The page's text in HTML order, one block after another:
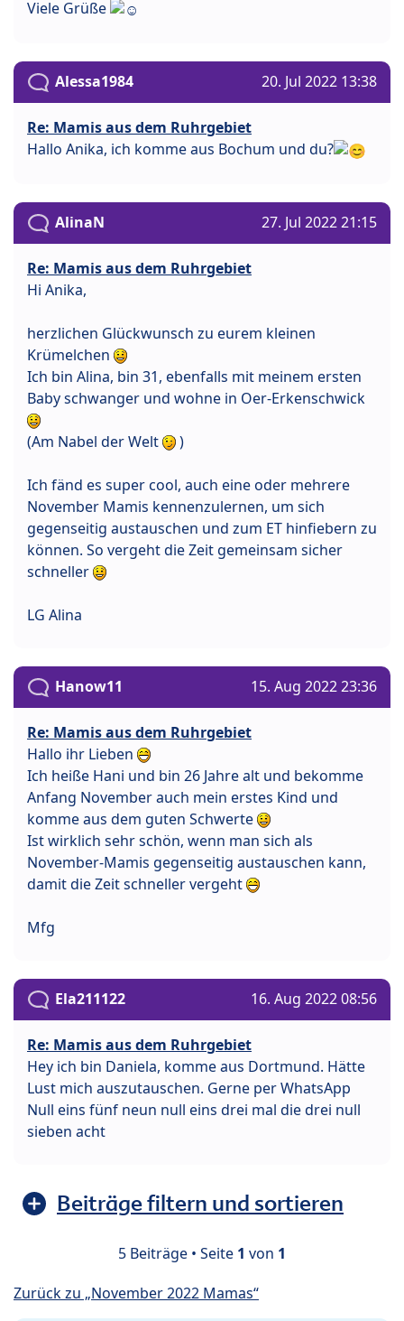
Viele Grüße
Alessa1984 20. Jul 2022 13:38
Re: Mamis aus dem Ruhrgebiet
Hallo Anika, ich komme aus Bochum und du?
AlinaN 27. Jul 2022 21:15
Re: Mamis aus dem Ruhrgebiet
Hi Anika,
herzlichen Glückwunsch zu eurem kleinen
Krümelchen
Ich bin Alina, bin 31, ebenfalls mit meinem ersten
Baby schwanger und wohne in Oer-Erkenschwick
(Am Nabel der Welt )
Ich fänd es super cool, auch eine oder mehrere
November Mamis kennenzulernen, um sich
gegenseitig austauschen und zum ET hinfiebern zu
können. So vergeht die Zeit gemeinsam sicher
schneller
LG Alina
Hanow11 15. Aug 2022 23:36
Re: Mamis aus dem Ruhrgebiet
Hallo ihr Lieben
Ich heiße Hani und bin 26 Jahre alt und bekomme
Anfang November auch mein erstes Kind und
komme aus dem guten Schwerte
Ist wirklich sehr schön, wenn man sich als
November-Mamis gegenseitig austauschen kann,
damit die Zeit schneller vergeht
Mfg
Ela211122 16. Aug 2022 08:56
Re: Mamis aus dem Ruhrgebiet
Hey ich bin Daniela, komme aus Dortmund. Hätte
Lust mich auszutauschen. Gerne per WhatsApp
Null eins fünf neun null eins drei mal die drei null
sieben acht
Beiträge filtern und sortieren
5 Beiträge • Seite 1 von 1
Zurück zu „November 2022 Mamas“